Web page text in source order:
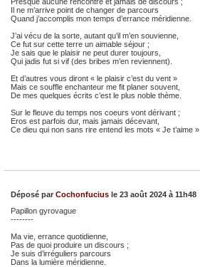
Il ne m’arrive point de changer de parcours
Quand j’accomplis mon temps d’errance méridienne.
J’ai vécu de la sorte, autant qu’il m’en souvienne,
Ce fut sur cette terre un aimable séjour ;
Je sais que le plaisir ne peut durer toujours,
Qui jadis fut si vif (des bribes m’en reviennent).
Et d’autres vous diront « le plaisir c’est du vent »
Mais ce souffle enchanteur me fit planer souvent,
De mes quelques écrits c’est le plus noble thème.
Sur le fleuve du temps nos coeurs vont dérivant ;
Eros est parfois dur, mais jamais décevant,
Ce dieu qui non sans rire entend les mots « Je t’aime ».
Déposé par Cochonfucius le 23 août 2024 à 11h48
Papillon gyrovague
--------
Ma vie, errance quotidienne,
Pas de quoi produire un discours ;
Je suis d’irréguliers parcours
Dans la lumière méridienne.